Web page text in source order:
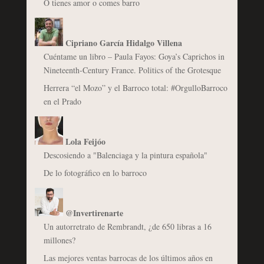
O tienes amor o comes barro
Cipriano García Hidalgo Villena
Cuéntame un libro – Paula Fayos: Goya’s Caprichos in
Nineteenth-Century France. Politics of the Grotesque
Herrera “el Mozo” y el Barroco total: #OrgulloBarroco
en el Prado
Lola Feijóo
Descosiendo a "Balenciaga y la pintura española"
De lo fotográfico en lo barroco
@Invertirenarte
Un autorretrato de Rembrandt, ¿de 650 libras a 16
millones?
Las mejores ventas barrocas de los últimos años en